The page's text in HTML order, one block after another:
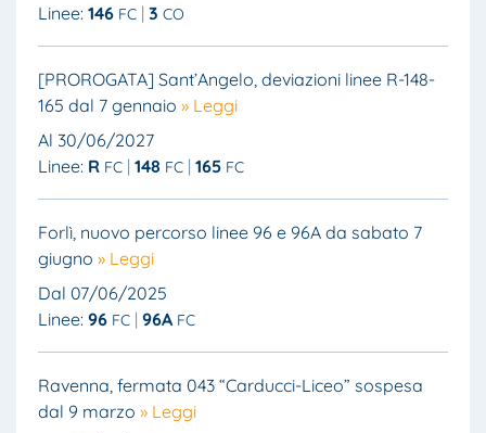
Linee: 146 FC 3 CO
[PROROGATA] Sant’Angelo, deviazioni linee R-148-
165 dal 7 gennaio » Leggi
Al 30/06/2027
Linee: R FC 148 FC 165 FC
Forlì, nuovo percorso linee 96 e 96A da sabato 7
giugno » Leggi
Dal 07/06/2025
Linee: 96 FC 96A FC
Ravenna, fermata 043 “Carducci-Liceo” sospesa
dal 9 marzo » Leggi